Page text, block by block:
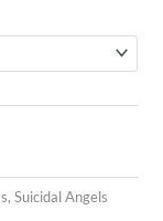
,Suicidal Angels